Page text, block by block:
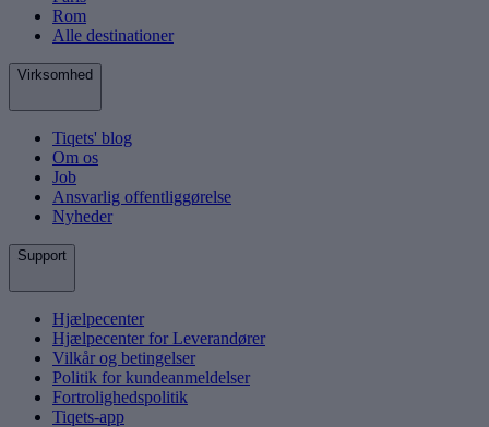
Rom
Alle destinationer
Virksomhed
Tiqets' blog
Om os
Job
Ansvarlig offentliggørelse
Nyheder
Support
Hjælpecenter
Hjælpecenter for Leverandører
Vilkår og betingelser
Politik for kundeanmeldelser
Fortrolighedspolitik
Tiqets-app